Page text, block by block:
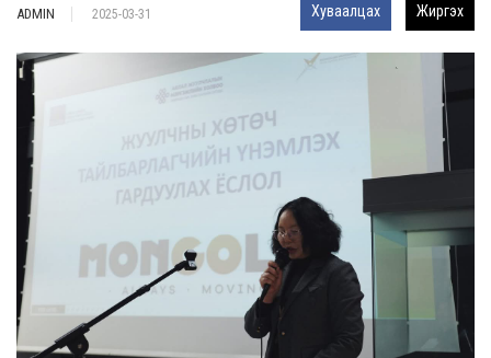
ADMIN 2025-03-31 Хуваалцах Жиргэх